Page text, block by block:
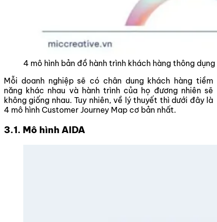
4 mô hình bản đồ hành trình khách hàng thông dụng
Mỗi doanh nghiệp sẽ có chân dung khách hàng tiềm
năng khác nhau và hành trình của họ đương nhiên sẽ
không giống nhau. Tuy nhiên, về lý thuyết thì dưới đây là
4 mô hình Customer Journey Map cơ bản nhất.
3.1. Mô hình AIDA